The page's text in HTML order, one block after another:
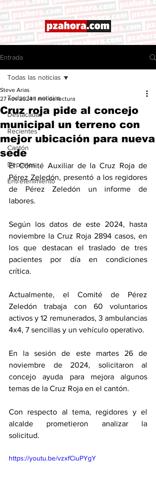
Entrada
Todas las noticias
Destacadas
Recientes
Cantón
Deportes
Entretenimiento
Todas las noticias
Cruz roja pide al concejo
municipal un terreno con
mejor ubicación para nueva
sede
Steve Arias
27 nov 2024 1 min de lectura
El Comité Auxiliar de la Cruz Roja de
Pérez Zeledón, presentó a los regidores
de Pérez Zeledón un informe de
labores.
Según los datos de este 2024, hasta
noviembre la Cruz Roja 2894 casos, en
los que destacan el traslado de tres
pacientes por día en condiciones
crítica.
Actualmente, el Comité de Pérez
Zeledón trabaja con 60 voluntarios
activos y 12 remunerados, 3 ambulancias
4x4, 7 sencillas y un vehículo operativo.
En la sesión de este martes 26 de
noviembre de 2024, solicitaron al
concejo ayuda para mejora algunos
temas de la Cruz Roja en el cantón.
Con respecto al tema, regidores y el
alcalde prometieron analizar la
solicitud.
https://youtu.be/vzxfCiuPYgY